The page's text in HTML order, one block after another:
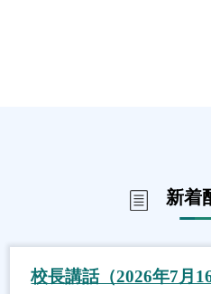
新着
校長講話（2026年7月